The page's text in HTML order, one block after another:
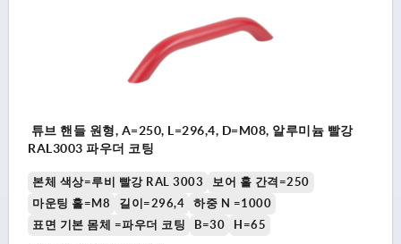
튜브 핸들 원형, A=250, L=296,4, D=M08, 알루미늄 빨강
RAL3003 파우더 코팅
본체 색상=루비 빨강 RAL 3003
보어 홀 간격=250
마운팅 홀=M8
길이=296,4
하중 N =1000
표면 기본 몸체 =파우더 코팅
B=30 H=65